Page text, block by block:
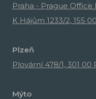
Praha - Prague Office
K Hájům 1233/2, 155
Plzeň
Plovární 478/1, 301 00
Mýto